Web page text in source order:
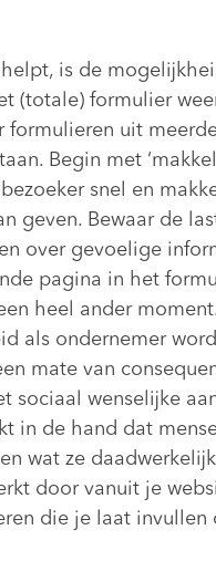
is de
(totale) formulier
formulieren uit
Begin met
snel en
geven. Bewaar de
over gevoelige
pagina in het
heel ander
als ondernemer
mate van
sociaal wenselijke
in de hand dat
wat ze
door vanuit je
die je laat invullen